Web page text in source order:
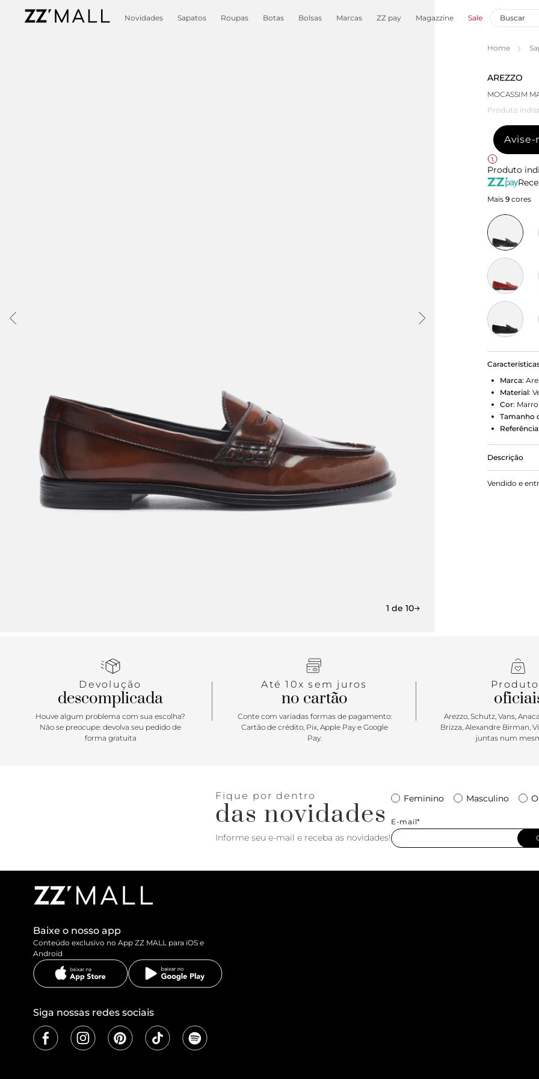
Novidades Sapatos Roupas Botas Bolsas Marcas ZZ pay Magazzine Sale
1 de 10
Home
AREZZO
MOCASSIM
Produto
Avise-
Produto
Mais 9 cores
Marca:
Material:
Cor:
Tamanho
Referência:
Descrição
Mocassim
mármore.
Vendido e
Devolução
descomplicada
Houve algum problema com sua escolha?
Não se preocupe: devolva seu pedido de
forma gratuita
Até 10x sem juros
no cartão
Conte com variadas formas de pagamento:
Cartão de crédito, Pix, Apple Pay e Google
Pay.
Arezzo, Schutz, Vans,
Brizza, Alexandre Birman,
juntas num
Fique por dentro
das novidades
Informe seu e-mail e receba as novidades!
Feminino Masculino
E-mail*
Baixe o nosso app
Conteúdo exclusivo no App ZZ MALL para iOS e
Android
Siga nossas redes sociais